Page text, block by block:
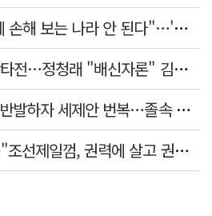
李대통령 "결혼 때문에 손해 보는 나라 안 된다"…'결혼 페널티' 22개 손본다
민주당 제주 연설회 난타전…정청래 "배신자론" 김민석 "관리 무능"
국힘 "李대통령, 국민 반발하자 세제안 번복…졸속 국정 즉각 중단"
홍준표, 한동훈 맹폭…"조선제일껌, 권력에 살고 권력에 죽었다"